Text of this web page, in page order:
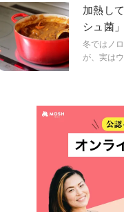
分な加熱
たします。
加熱し
シュ菌
士が解
冬ではノ
が、実は